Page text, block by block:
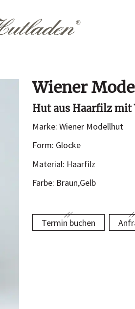
Hochzeit
Sommer
Wiener
Hut aus Haarfilz mit
Marke: Wiener Modellhut
Form: Glocke
Material: Haarfilz
Farbe: Braun,Gelb
Termin buchen